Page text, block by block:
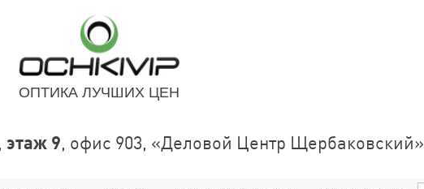
ОПТИКА ЛУЧШИХ ЦЕН
этаж 9, офис 903, «Деловой Центр Щербаковский»